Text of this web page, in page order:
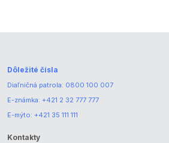
Dôležité čísla
Diaľničná patrola: 0800 100 007
E-známka: +421 2 32 777 777
E-mýto: +421 35 111 111
Kontakty